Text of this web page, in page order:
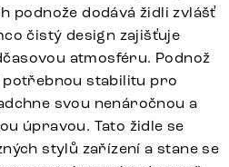
podnože dodává židli zvlášť
čistý design zajišťuje
atmosféru. Podnož
potřebnou stabilitu pro
svou nenáročnou a
úpravou. Tato židle se
stylů zařízení a stane se